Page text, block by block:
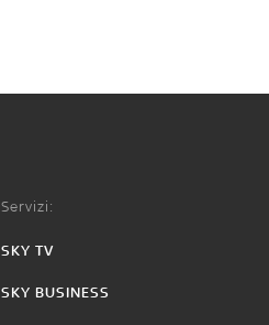
Servizi:
SKY TV
SKY BUSINESS